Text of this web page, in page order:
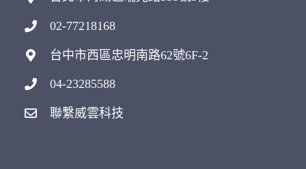
02-77218168
台中市西區忠明南路62號6F-2
04-23285588
聯繫威雲科技